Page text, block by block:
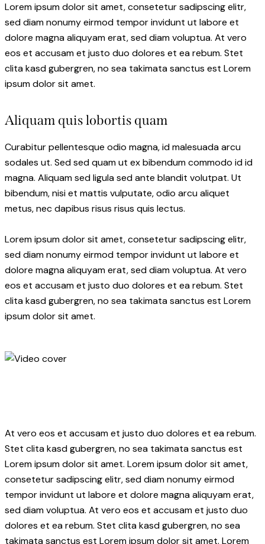
Lorem ipsum dolor sit amet, consetetur sadipscing elitr,
sed diam nonumy eirmod tempor invidunt ut labore et
dolore magna aliquyam erat, sed diam voluptua. At vero
eos et accusam et justo duo dolores et ea rebum. Stet
clita kasd gubergren, no sea takimata sanctus est Lorem
ipsum dolor sit amet.
Aliquam quis lobortis quam
Curabitur pellentesque odio magna, id malesuada arcu
sodales ut. Sed sed quam ut ex bibendum commodo id id
magna. Aliquam sed ligula sed ante blandit volutpat. Ut
bibendum, nisi et mattis vulputate, odio arcu aliquet
metus, nec dapibus risus risus quis lectus.
Lorem ipsum dolor sit amet, consetetur sadipscing elitr,
sed diam nonumy eirmod tempor invidunt ut labore et
dolore magna aliquyam erat, sed diam voluptua. At vero
eos et accusam et justo duo dolores et ea rebum. Stet
clita kasd gubergren, no sea takimata sanctus est Lorem
ipsum dolor sit amet.
At vero eos et accusam et justo duo dolores et ea rebum.
Stet clita kasd gubergren, no sea takimata sanctus est
Lorem ipsum dolor sit amet. Lorem ipsum dolor sit amet,
consetetur sadipscing elitr, sed diam nonumy eirmod
tempor invidunt ut labore et dolore magna aliquyam erat,
sed diam voluptua. At vero eos et accusam et justo duo
dolores et ea rebum. Stet clita kasd gubergren, no sea
takimata sanctus est Lorem ipsum dolor sit amet. Lorem